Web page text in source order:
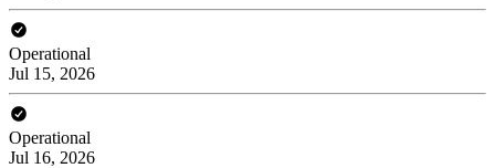
Operational
Jul 15, 2026
Operational
Jul 16, 2026